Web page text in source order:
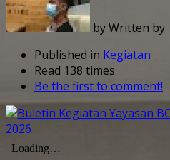
by Written by
Published in Kegiatan
Read 138 times
Be the first to comment!